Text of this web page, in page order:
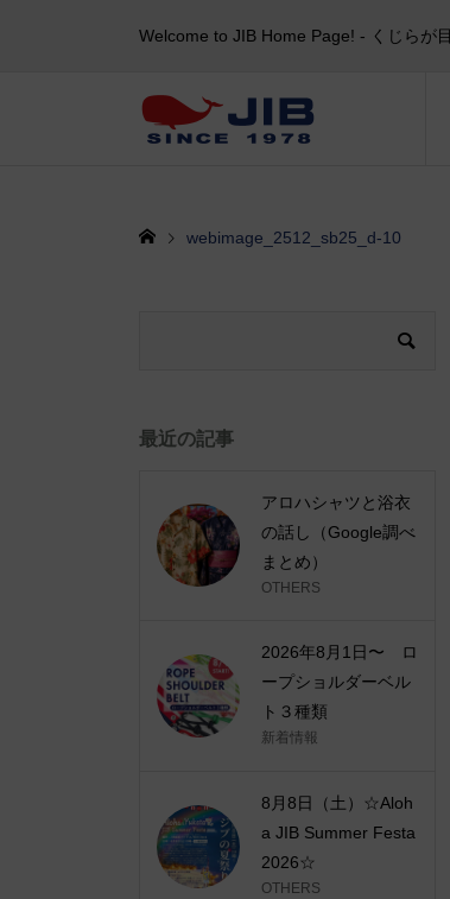
Welcome to JIB Home Page! ‐ くじらが
webimage_2512_sb25_d-10
最近の記事
アロハシャツと浴衣
の話し（Google調べ
まとめ）
OTHERS
2026年8月1日〜 ロ
ープショルダーベル
ト３種類
新着情報
8月8日（土）☆Aloh
a JIB Summer Festa
2026☆
OTHERS